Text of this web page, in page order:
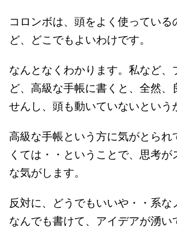
コロンボは、頭をよく使っている
ど、どこでもよいわけです。
なんとなくわかります。私など、
ど、高級な手帳に書くと、全然、
せんし、頭も動いていないという
高級な手帳という方に気がとられ
くては・・ということで、思考が
な気がします。
反対に、どうでもいいや・・系な
なんでも書けて、アイデアが湧い